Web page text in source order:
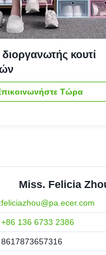
κουτί
Τώρα
Miss. Felicia
feliciazhou@pa.ecer.com
+86 136 6733 2386
8617873657316